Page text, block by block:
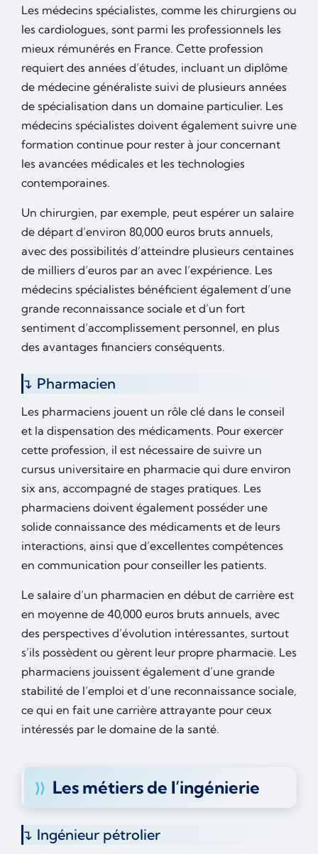
Les médecins spécialistes, comme les chirurgiens ou
les cardiologues, sont parmi les professionnels les
mieux rémunérés en France. Cette profession
requiert des années d’études, incluant un diplôme
de médecine généraliste suivi de plusieurs années
de spécialisation dans un domaine particulier. Les
médecins spécialistes doivent également suivre une
formation continue pour rester à jour concernant
les avancées médicales et les technologies
contemporaines.
Un chirurgien, par exemple, peut espérer un salaire
de départ d’environ 80,000 euros bruts annuels,
avec des possibilités d’atteindre plusieurs centaines
de milliers d’euros par an avec l’expérience. Les
médecins spécialistes bénéficient également d’une
grande reconnaissance sociale et d’un fort
sentiment d’accomplissement personnel, en plus
des avantages financiers conséquents.
Pharmacien
Les pharmaciens jouent un rôle clé dans le conseil
et la dispensation des médicaments. Pour exercer
cette profession, il est nécessaire de suivre un
cursus universitaire en pharmacie qui dure environ
six ans, accompagné de stages pratiques. Les
pharmaciens doivent également posséder une
solide connaissance des médicaments et de leurs
interactions, ainsi que d’excellentes compétences
en communication pour conseiller les patients.
Le salaire d’un pharmacien en début de carrière est
en moyenne de 40,000 euros bruts annuels, avec
des perspectives d’évolution intéressantes, surtout
s’ils possèdent ou gèrent leur propre pharmacie. Les
pharmaciens jouissent également d’une grande
stabilité de l’emploi et d’une reconnaissance sociale,
ce qui en fait une carrière attrayante pour ceux
intéressés par le domaine de la santé.
Les métiers de l’ingénierie
Ingénieur pétrolier